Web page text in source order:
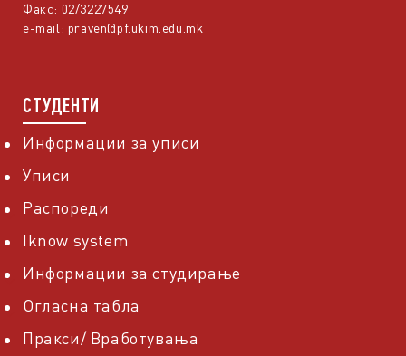
Факс: 02/3227549
e-mail: praven@pf.ukim.edu.mk
СТУДЕНТИ
Информации за уписи
Уписи
Распореди
Iknow system
Информации за студирање
Огласна табла
Пракси/ Вработувања